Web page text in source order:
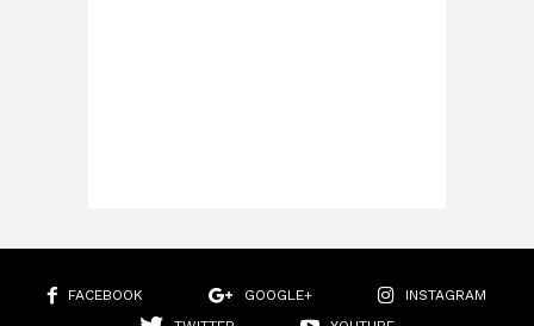
FACEBOOK GOOGLE+
INSTAGRAM